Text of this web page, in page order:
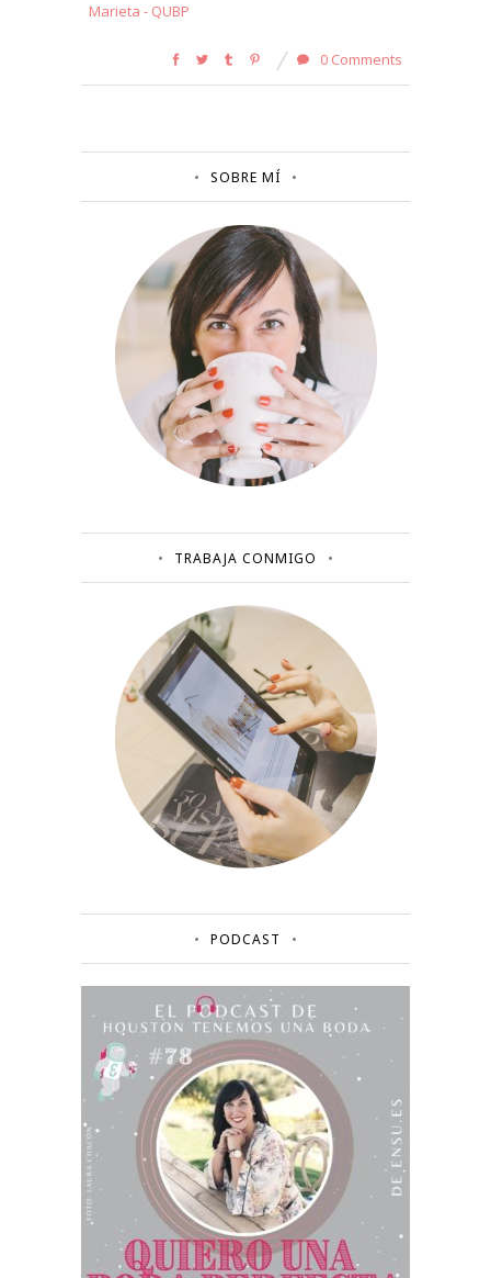
Marieta - QUBP
0 Comments
SOBRE MÍ
TRABAJA CONMIGO
PODCAST